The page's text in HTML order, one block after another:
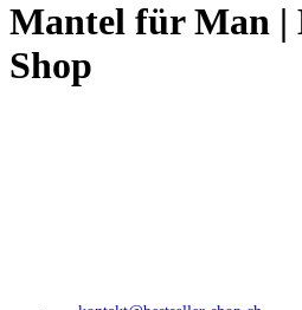
Mantel für Man |
Shop